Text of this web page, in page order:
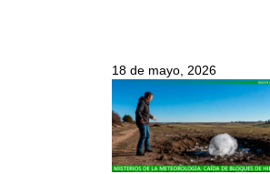
18 de mayo, 2026